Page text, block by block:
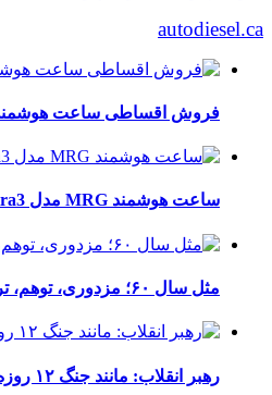
autodiesel.ca
فروش اقساطی ساعت هوشمند
ساعت هوشمند MRG مدل M-ultra3
مثل سال ۶۰؛ مزدوری، توهم، ترور
رهبر انقلاب: مانند جنگ ۱۲ روزه در برابر دشمن همه با هم باشید